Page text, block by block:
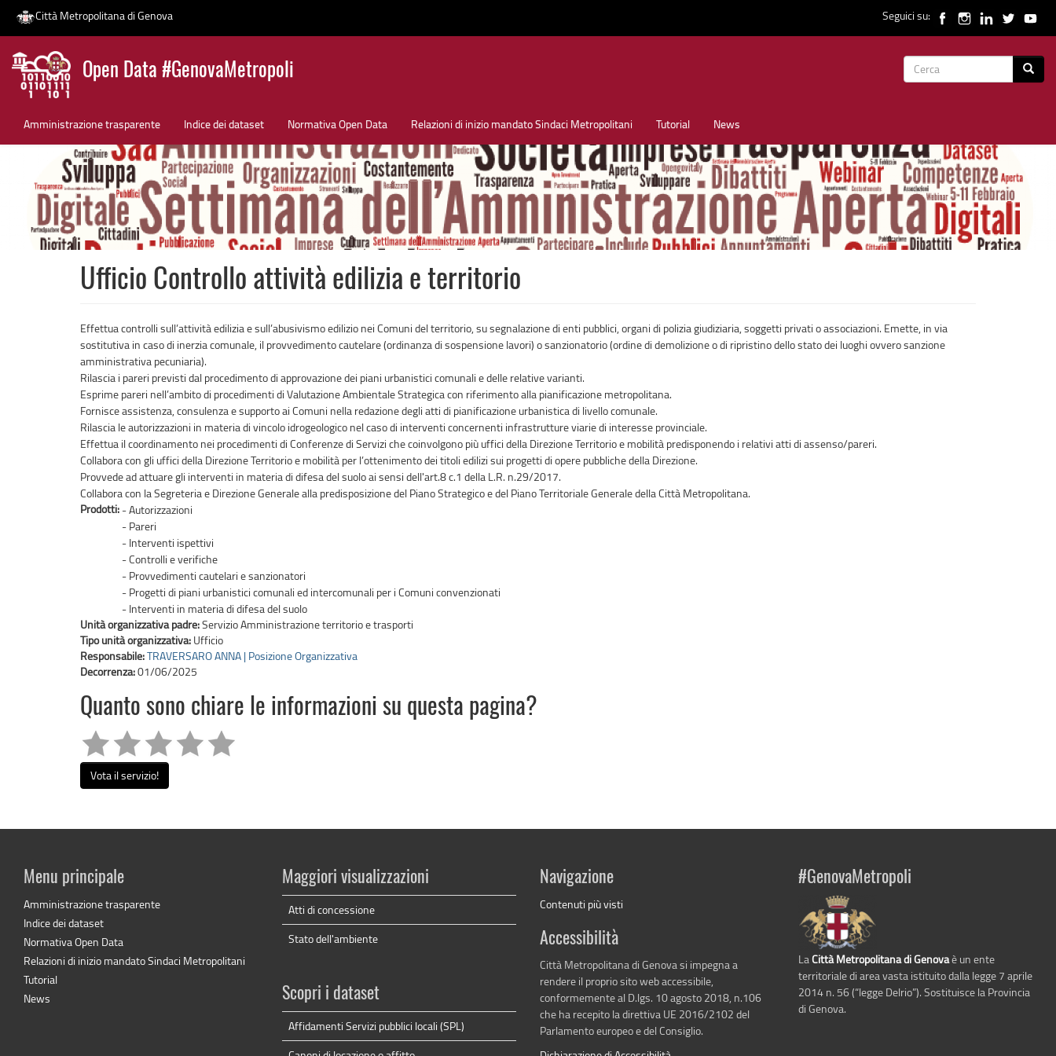
Salta
contenuto
Città Metropolitana di Genova Seguici su:
Open Data #GenovaMetropoli
Form
Amministrazione trasparente Indice dei dataset Normativa Open Data Relazioni di inizio mandato Sindaci Metropolitani Tutorial News
News
Ufficio Controllo attività edilizia e territorio
Effettua controlli sull’attività edilizia e sull’abusivismo edilizio nei Comuni del territorio, su segnalazione di enti pubblici, organi di polizia giudiziaria, soggetti privati o associazioni. Emette, in via
sostitutiva in caso di inerzia comunale, il provvedimento cautelare (ordinanza di sospensione lavori) o sanzionatorio (ordine di demolizione o di ripristino dello stato dei luoghi ovvero sanzione
amministrativa pecuniaria).
Rilascia i pareri previsti dal procedimento di approvazione dei piani urbanistici comunali e delle relative varianti.
Esprime pareri nell’ambito di procedimenti di Valutazione Ambientale Strategica con riferimento alla pianificazione metropolitana.
Fornisce assistenza, consulenza e supporto ai Comuni nella redazione degli atti di pianificazione urbanistica di livello comunale.
Rilascia le autorizzazioni in materia di vincolo idrogeologico nel caso di interventi concernenti infrastrutture viarie di interesse provinciale.
Effettua il coordinamento nei procedimenti di Conferenze di Servizi che coinvolgono più uffici della Direzione Territorio e mobilità predisponendo i relativi atti di assenso/pareri.
Collabora con gli uffici della Direzione Territorio e mobilità per l’ottenimento dei titoli edilizi sui progetti di opere pubbliche della Direzione.
Provvede ad attuare gli interventi in materia di difesa del suolo ai sensi dell'art.8 c.1 della L.R. n.29/2017.
Collabora con la Segreteria e Direzione Generale alla predisposizione del Piano Strategico e del Piano Territoriale Generale della Città Metropolitana.
Prodotti: - Autorizzazioni
- Pareri
- Interventi ispettivi
- Controlli e verifiche
- Provvedimenti cautelari e sanzionatori
- Progetti di piani urbanistici comunali ed intercomunali per i Comuni convenzionati
- Interventi in materia di difesa del suolo
Unità organizzativa padre:Servizio Amministrazione territorio e trasporti
Tipo unità organizzativa: Ufficio
Responsabile:TRAVERSARO ANNA | Posizione Organizzativa
Decorrenza:01/06/2025
Quanto sono chiare le informazioni su questa pagina?
Vota il servizio!
Menu principale
Amministrazione trasparente
Indice dei dataset
Normativa Open Data
Relazioni di inizio mandato Sindaci Metropolitani
Tutorial
News
Maggiori visualizzazioni
Atti di concessione
Stato dell'ambiente
Scopri i dataset
Affidamenti Servizi pubblici locali (SPL)
Navigazione
Contenuti più visti
Accessibilità
Città Metropolitana di Genova si impegna a
rendere il proprio sito web accessibile,
conformemente al D.lgs. 10 agosto 2018, n.106
che ha recepito la direttiva UE 2016/2102 del
Parlamento europeo e del Consiglio.
#GenovaMetropoli
La Città Metropolitana di Genovaè un ente
territoriale di area vasta istituito dalla legge 7 aprile
2014 n. 56 (“legge Delrio”). Sostituisce la Provincia
di Genova.